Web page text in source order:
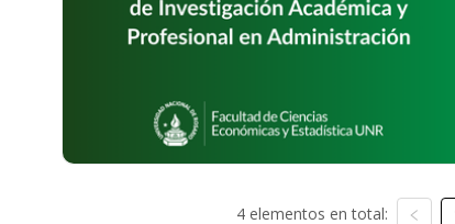
4 elementos en total: